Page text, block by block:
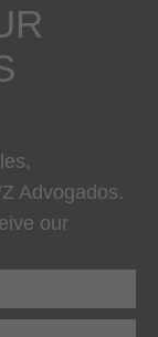
Advogados.
our